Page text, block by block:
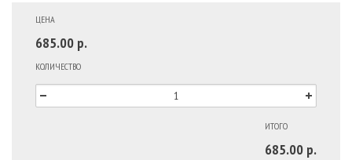
ЦЕНА
685.00 р.
КОЛИЧЕСТВО
ИТОГО
685.00 р.